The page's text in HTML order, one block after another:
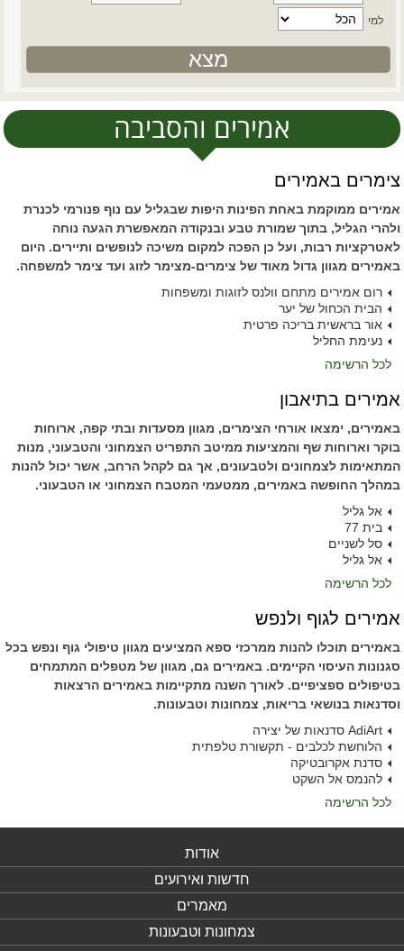
למי
אמירים והסביבה
צימרים באמירים
אמירים ממוקמת באחת הפינות היפות שבגליל עם נוף פנורמי לכנרת
ולהרי הגליל, בתוך שמורת טבע ובנקודה המאפשרת הגעה נוחה
לאטרקציות רבות, ועל כן הפכה למקום משיכה לנופשים ותיירים. היום
באמירים מגוון גדול מאוד של צימרים-מצימר לזוג ועד צימר למשפחה.
רום אמירים מתחם וולנס לזוגות ומשפחות
הבית הכחול של יער
אור בראשית בריכה פרטית
נעימת החליל
לכל הרשימה
אמירים בתיאבון
באמירים, ימצאו אורחי הצימרים, מגוון מסעדות ובתי קפה, ארוחות
בוקר וארוחות שף והמציעות ממיטב התפריט הצמחוני והטבעוני, מנות
המתאימות לצמחונים ולטבעונים, אך גם לקהל הרחב, אשר יכול להנות
במהלך החופשה באמירים, ממטעמי המטבח הצמחוני או הטבעוני.
אל גליל
בית 77
סל לשניים
אל גליל
לכל הרשימה
אמירים לגוף ולנפש
באמירים תוכלו להנות ממרכזי ספא המציעים מגוון טיפולי גוף ונפש בכל
סגנונות העיסוי הקיימים. באמירים גם, מגוון של מטפלים המתמחים
בטיפולים ספציפיים. לאורך השנה מתקיימות באמירים הרצאות
וסדנאות בנושאי בריאות, צמחונות וטבעונות.
AdiArt סדנאות של יצירה
הלוחשת לכלבים - תקשורת טלפתית
סדנת אקרובטיקה
להנמס אל השקט
לכל הרשימה
אודות
חדשות ואירועים
מאמרים
צמחונות וטבעונות